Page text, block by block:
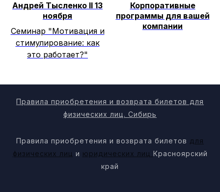
Андрей Тысленко II 13
ноября
Семинар "Мотивация и
стимулирование: как
это работает?"
Корпоративные
программы для вашей
компании
Правила приобретения и возврата билетов для
физических лиц. Сибирь
Правила приобретения и возврата билетов для
физических лиц и юридических лиц Красноярский
край